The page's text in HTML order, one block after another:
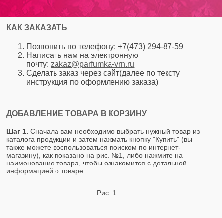
КАК ЗАКАЗАТЬ
Позвонить по телефону: +7(473) 294-87-59
Написать нам на электронную
почту: zakaz@parfumka-vrn.ru
Сделать заказ через сайт(далее по тексту
инструкция по оформлению заказа)
ДОБАВЛЕНИЕ ТОВАРА В КОРЗИНУ
Шаг 1. Сначала вам необходимо выбрать нужный товар из
каталога продукции и затем нажмать кнопку "Купить" (вы
также можете воспользоваться поиском по интернет-
магазину), как показано на рис. №1, либо нажмите на
наименование товара, чтобы ознакомится с детальной
информацией о товаре.
Рис. 1